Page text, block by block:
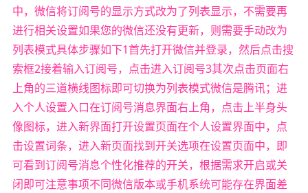
中，微信将订阅号的显示方式改为了列表显示，不需要再
进行相关设置如果您的微信还没有更新，则需要手动改为
列表模式具体步骤如下1首先打开微信并登录，然后点击搜
索框2接着输入订阅号，点击进入订阅号3其次点击页面右
上角的三道横线图标即可切换为列表模式微信是腾讯；进
入个人设置入口在订阅号消息界面右上角，点击上半身头
像图标，进入新界面打开设置页面在个人设置界面中，点
击设置词条，进入新页面找到开关选项在设置页面中，即
可看到订阅号消息个性化推荐的开关，根据需求开启或关
闭即可注意事项不同微信版本或手机系统可能存在界面差